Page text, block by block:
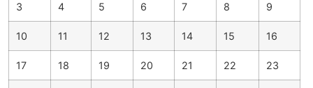
3 4 5 6 7 8 9
10 11 12 13 14 15 16
17 18 19 20 21 22 23